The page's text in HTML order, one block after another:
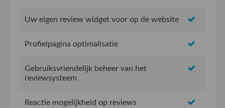
Uw eigen review widget voor op de website
Profielpagina optimalisatie
Gebruiksvriendelijk beheer van het
reviewsysteem
Reactie mogelijkheid op reviews